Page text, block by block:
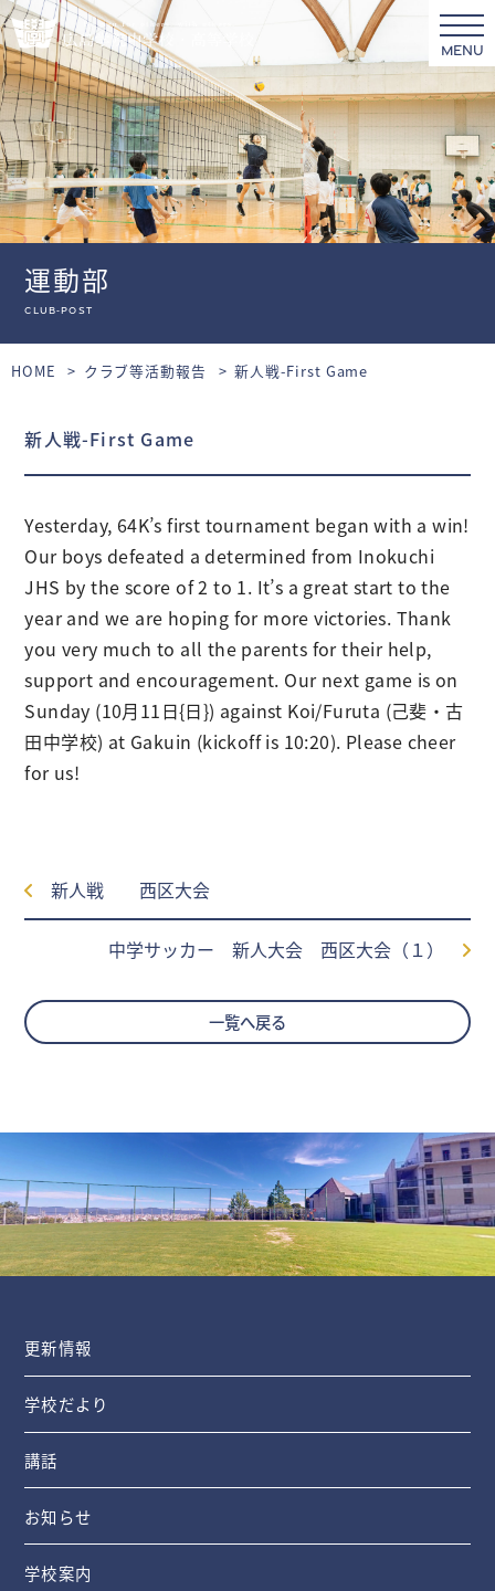
MENU
運動部
club-post
HOME クラブ等活動報告 新人戦-First Game
新人戦-First Game
Yesterday, 64K’s first tournament began with a win!
Our boys defeated a determined from Inokuchi
JHS by the score of 2 to 1. It’s a great start to the
year and we are hoping for more victories. Thank
you very much to all the parents for their help,
support and encouragement. Our next game is on
Sunday (10月11日{日}) against Koi/Furuta (己斐・古
田中学校) at Gakuin (kickoff is 10:20). Please cheer
for us!
新人戦 西区大会
中学サッカー 新人大会 西区大会（１）
一覧へ戻る
更新情報
学校だより
講話
お知らせ
学校案内